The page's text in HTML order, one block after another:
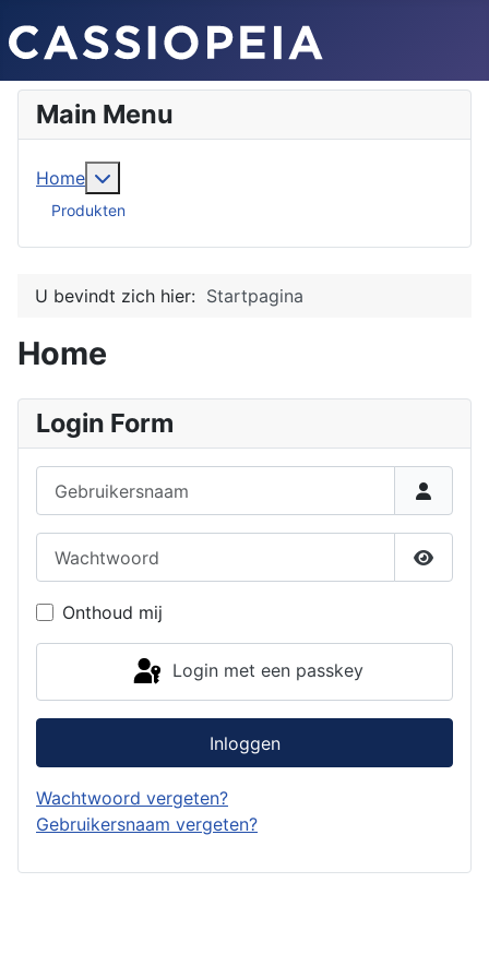
Main Menu
Home
Produkten
U bevindt zich hier: Startpagina
Home
Login Form
Toon
Onthoud mij
Login met een passkey
Inloggen
Wachtwoord vergeten?
Gebruikersnaam vergeten?